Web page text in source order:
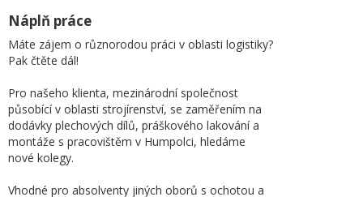
Náplň práce
Máte zájem o různorodou práci v oblasti logistiky?
Pak čtěte dál!
Pro našeho klienta, mezinárodní společnost
působící v oblasti strojírenství, se zaměřením na
dodávky plechových dílů, práškového lakování a
montáže s pracovištěm v Humpolci, hledáme
nové kolegy.
Vhodné pro absolventy jiných oborů s ochotou a